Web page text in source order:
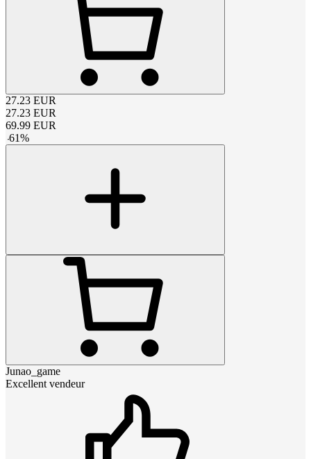
27.23 EUR
27.23 EUR
69.99 EUR
-61%
Junao_game
Excellent vendeur